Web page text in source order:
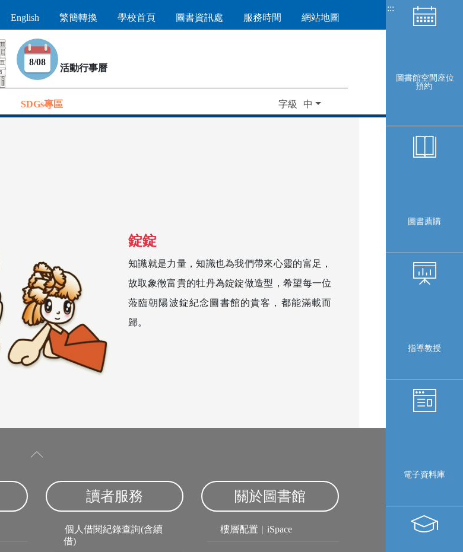
8/08
活動行事曆
English 繁簡轉換 學校首頁 圖書資訊處 服務時間 網站地圖
SDGs專區 字級
:::
圖書館空間座位
預約
圖書薦購
指導教授
電子資料庫
錠錠
知識就是力量，知識也為我們帶來心靈的富足，
故取象徵富貴的牡丹為錠錠做造型，希望每一位
蒞臨朝陽波錠紀念圖書館的貴客，都能滿載而
歸。
讀者服務
個人借閱紀錄查詢(含續
借)
關於圖書館
樓層配置 | iSpace